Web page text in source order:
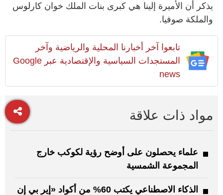
يذكر أن الأميرة إلينا هي كبرى بنات الملك خوان كارلوس
والملكة صوفيا.
تابعوا آخر أخبارنا المحلية والرياضية وآخر
المستجدات السياسية والإقتصادية عبر Google
news
مواد ذات علاقة
علماء يحصلون على أوضح رؤية لكوكب خارج
المجموعة الشمسية
الذكاء الاصطناعي يكتب 60% من أكواد «إير بي إن